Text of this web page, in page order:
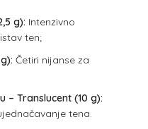
g): Intenzivno
ten;
Četiri nijanse za
– Translucent (10 g):
tena.